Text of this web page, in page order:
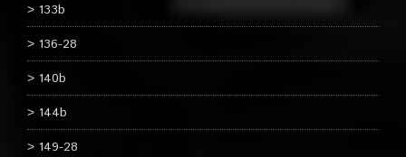
133b
136-28
140b
144b
149-28